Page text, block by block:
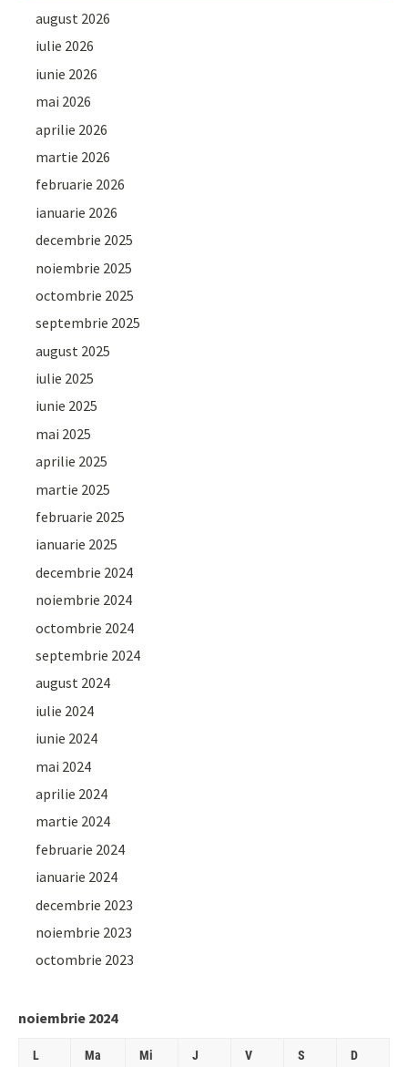
august 2026
iulie 2026
iunie 2026
mai 2026
aprilie 2026
martie 2026
februarie 2026
ianuarie 2026
decembrie 2025
noiembrie 2025
octombrie 2025
septembrie 2025
august 2025
iulie 2025
iunie 2025
mai 2025
aprilie 2025
martie 2025
februarie 2025
ianuarie 2025
decembrie 2024
noiembrie 2024
octombrie 2024
septembrie 2024
august 2024
iulie 2024
iunie 2024
mai 2024
aprilie 2024
martie 2024
februarie 2024
ianuarie 2024
decembrie 2023
noiembrie 2023
octombrie 2023
noiembrie 2024
L Ma Mi J V S D